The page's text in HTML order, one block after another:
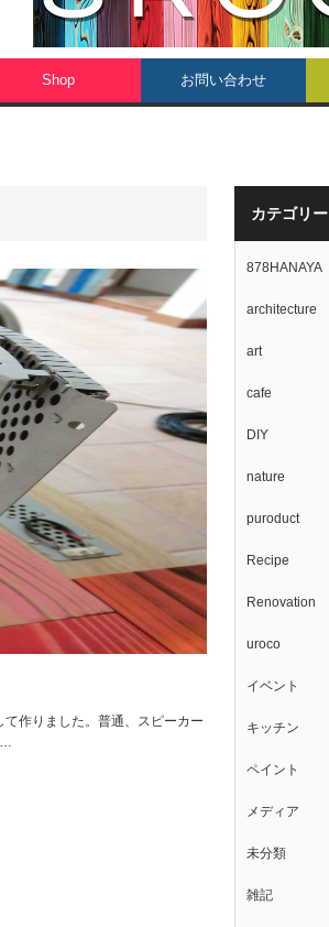
Shop お問い合わせ
作りました。普通、スピーカー
…
カテゴリー
878HANAYA
architecture
art
cafe
DIY
nature
puroduct
Recipe
Renovation
uroco
イベント
キッチン
ペイント
メディア
未分類
雑記